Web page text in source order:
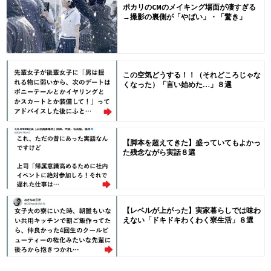
ポカリのCMのメイキング場面が凄すぎる
→撮影の裏側が「やばい」・「驚き」
この空気どうする！！（それどころじゃな
くなった）「言い始めた…」８選
【脚本を超えてきた】盛っていてもよかっ
た残念ながら実話８選
【レベルが上がった】実家暮らしでは味わ
えない「ドキドキわくわく寮生活」８選